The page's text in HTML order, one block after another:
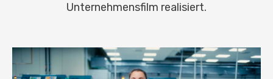
Unternehmensfilm realisiert.